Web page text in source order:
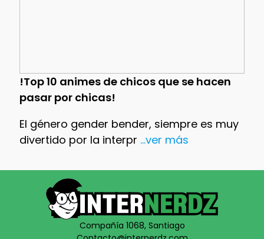
!Top 10 animes de chicos que se hacen
pasar por chicas!
El género gender bender, siempre es muy
divertido por la interpr ...ver más
Compañía 1068, Santiago